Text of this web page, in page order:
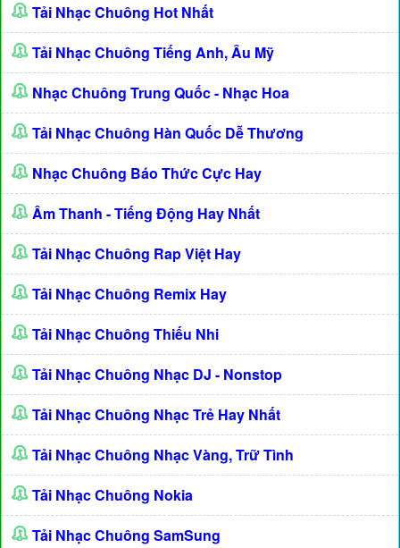
Tải Nhạc Chuông Hot Nhất
Tải Nhạc Chuông Tiếng Anh, Âu Mỹ
Nhạc Chuông Trung Quốc - Nhạc Hoa
Tải Nhạc Chuông Hàn Quốc Dễ Thương
Nhạc Chuông Báo Thức Cực Hay
Âm Thanh - Tiếng Động Hay Nhất
Tải Nhạc Chuông Rap Việt Hay
Tải Nhạc Chuông Remix Hay
Tải Nhạc Chuông Thiếu Nhi
Tải Nhạc Chuông Nhạc DJ - Nonstop
Tải Nhạc Chuông Nhạc Trẻ Hay Nhất
Tải Nhạc Chuông Nhạc Vàng, Trữ Tình
Tải Nhạc Chuông Nokia
Tải Nhạc Chuông SamSung